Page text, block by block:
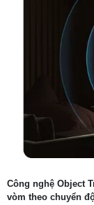
Công nghệ Object
vòm theo chuyển